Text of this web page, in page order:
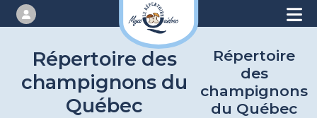
Répertoire des
champignons du
Québec
Répertoire
des
champignons
du Québec